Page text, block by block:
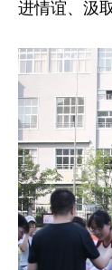
进情谊、汲